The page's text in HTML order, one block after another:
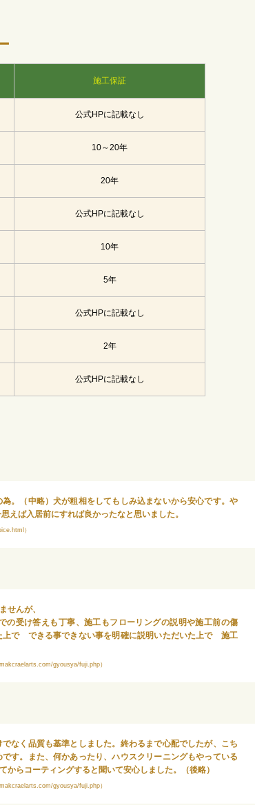
施工保証
公式HPに記載なし
10～20年
20年
公式HPに記載なし
10年
5年
公式HPに記載なし
2年
公式HPに記載なし
。（中略）犬が粗相をしてもしみ込まないから安心です。や
えば入居前にすれば良かったなと思いました。
）
せんが、
の受け答えも丁寧、施工もフローリングの説明や施工前の傷
上で できる事できない事を明確に説明いただいた上で 施工
gyousya/fuji.php）
なく品質も基準としました。終わるまで心配でしたが、こち
す。また、何かあったり、ハウスクリーニングもやっている
らコーティングすると聞いて安心しました。（後略）
gyousya/fuji.php）